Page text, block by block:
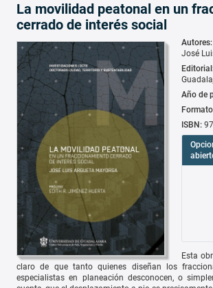
La movilidad peatonal en un
cerrado de interés social
Autores:
José
Año de
ISBN:
Esta
claro de que tanto quienes diseñan los
especialistas en planeación desconocen, o